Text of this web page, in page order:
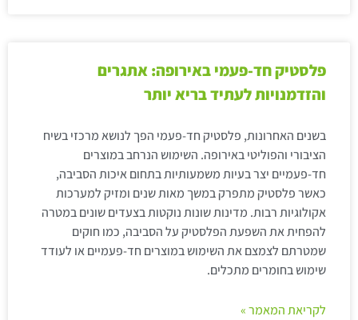
פלסטיק חד-פעמי באירופה: אתגרים
והזדמנויות לעתיד בריא יותר
בשנים האחרונות, פלסטיק חד-פעמי הפך לנושא מרכזי בשיח
הציבורי והפוליטי באירופה. השימוש הנרחב במוצרים
חד-פעמיים יצר בעיות משמעותיות בתחום איכות הסביבה,
כאשר פלסטיק מתפרק במשך מאות שנים ומזיק למערכות
אקולוגיות רבות. מדינות שונות נוקטות בצעדים שונים במטרה
להפחית את השפעת הפלסטיק על הסביבה, כמו חוקים
שמטרתם לצמצם את השימוש במוצרים חד-פעמיים או לעודד
שימוש בחומרים מתכלים.
לקריאת המאמר »